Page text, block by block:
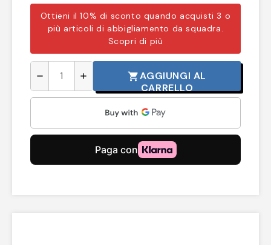
Ottieni il 10% di sconto quando acquisti 3 o
più articoli di abbigliamento da squadra.
Scopri di più
remove add shopping_cartAGGIUNGI AL
CARRELLO